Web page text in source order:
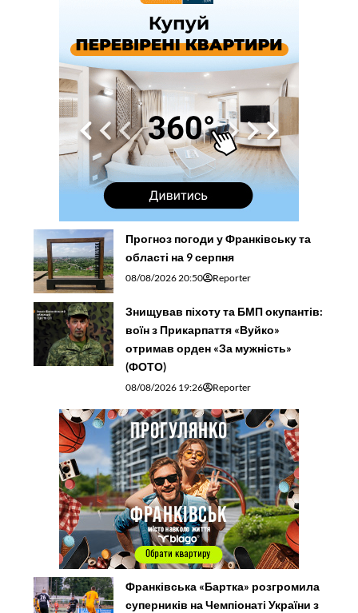
Прогноз погоди у Франківську та
області на 9 серпня
08/08/2026 20:50 Reporter
Знищував піхоту та БМП окупантів:
воїн з Прикарпаття «Вуйко»
отримав орден «За мужність»
(ФОТО)
08/08/2026 19:26 Reporter
Франківська «Бартка» розгромила
суперників на Чемпіонаті України з